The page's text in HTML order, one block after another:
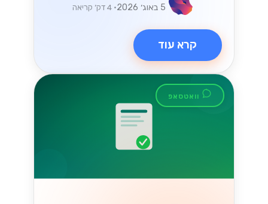
5 באוג׳ 2026 • 4 דק׳ קריאה
קרא עוד
וואטסאפ